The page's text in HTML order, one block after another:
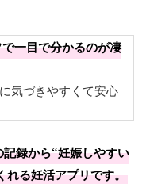
一目で分かるのが凄
気づきやすくて安心
録から“妊娠しやすい
れる妊活アプリです。